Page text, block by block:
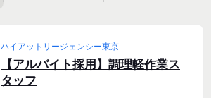
ハイアットリージェンシー東京
【アルバイト採用】調理軽作業ス
タッフ